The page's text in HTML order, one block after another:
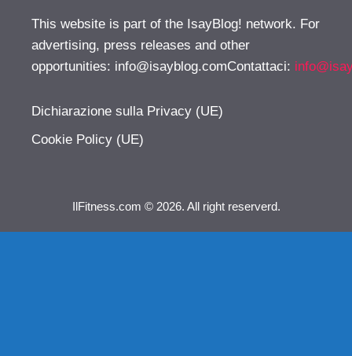
This website is part of the IsayBlog! network. For
advertising, press releases and other
opportunities: info@isayblog.comContattaci:
Dichiarazione sulla Privacy (UE)
Cookie Policy (UE)
IlFitness.com © 2026. All right reserverd.